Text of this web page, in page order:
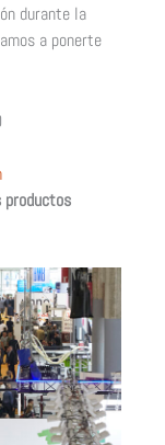
durante la
a ponerte
productos